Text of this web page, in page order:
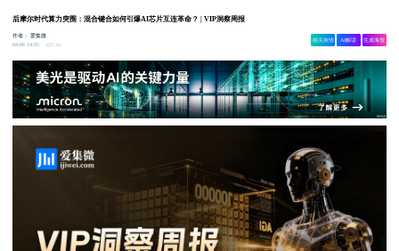
后摩尔时代算力突围：混合键合如何引爆AI芯片互连革命？ | VIP洞察周报
作者：爱集微
04-06 14:05
3.3w
相关舆情 AI解读 生成海报